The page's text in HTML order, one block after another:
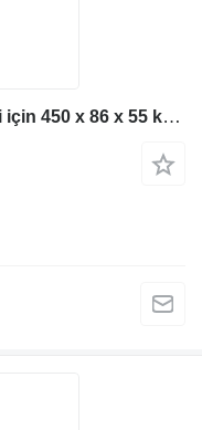
Bobcat T740 paletli mini yükleyici için 450 x 86 x 55 kauçuk palet